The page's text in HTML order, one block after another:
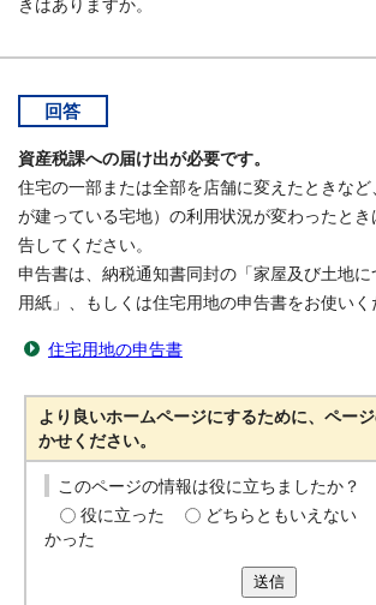
きはありますか。
回答
資産税課への届け出が必要です。
住宅の一部または全部を店舗に変えたときな
が建っている宅地）の利用状況が変わったとき
告してください。
申告書は、納税通知書同封の「家屋及び土地
用紙」、もしくは住宅用地の申告書をお使いく
住宅用地の申告書
より良いホームページにするために、ペー
かせください。
このページの情報は役に立ちましたか？
役に立った
どちらともいえない
かった
送信